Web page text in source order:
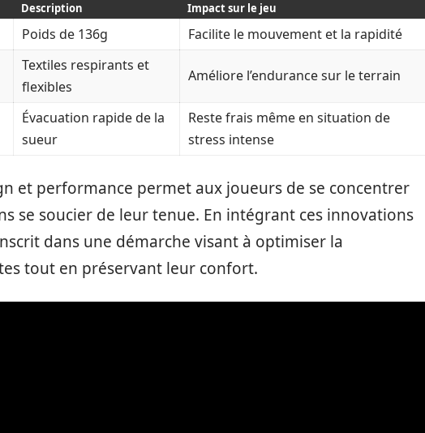
Description Impact sur le jeu
Poids de 136g Facilite le mouvement et la rapidité
Textiles respirants et
flexibles
Améliore l’endurance sur le terrain
Évacuation rapide de la
sueur
Reste frais même en situation de
stress intense
et performance permet aux joueurs de se concentrer
se soucier de leur tenue. En intégrant ces innovations
dans une démarche visant à optimiser la
tout en préservant leur confort.